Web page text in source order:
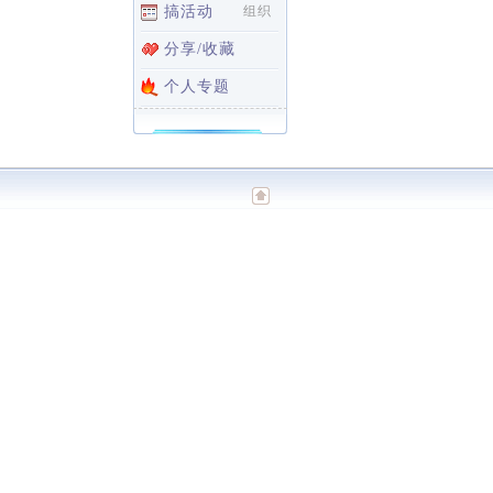
搞活动 组织
分享/收藏
个人专题